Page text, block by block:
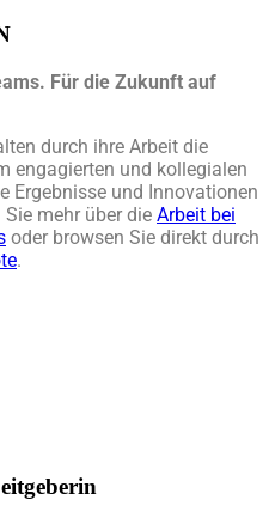
Für die Zukunft auf
durch ihre Arbeit die
engagierten und kollegialen
Ergebnisse und Innovationen
mehr über die Arbeit bei
oder browsen Sie direkt durch
.